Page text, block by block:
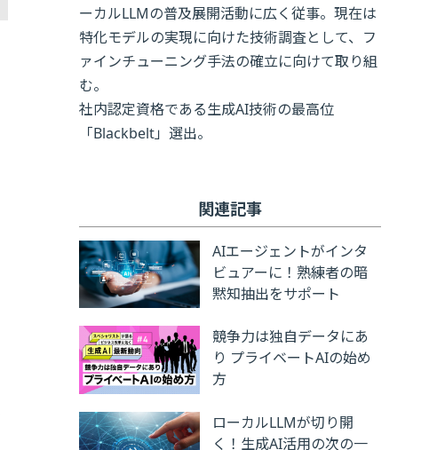
ーカルLLMの普及展開活動に広く従事。現在は
特化モデルの実現に向けた技術調査として、フ
ァインチューニング手法の確立に向けて取り組
む。
社内認定資格である生成AI技術の最高位
「Blackbelt」選出。
関連記事
AIエージェントがインタ
ビュアーに！熟練者の暗
黙知抽出をサポート
競争力は独自データにあ
り プライベートAIの始め
方
ローカルLLMが切り開
く！生成AI活用の次の一